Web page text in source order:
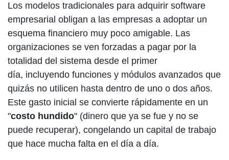
Los modelos tradicionales para adquirir software
empresarial obligan a las empresas a adoptar un
esquema financiero muy poco amigable. Las
organizaciones se ven forzadas a pagar por la
totalidad del sistema desde el primer
día, incluyendo funciones y módulos avanzados que
quizás no utilicen hasta dentro de uno o dos años.
Este gasto inicial se convierte rápidamente en un
"costo hundido" (dinero que ya se fue y no se
puede recuperar), congelando un capital de trabajo
que hace mucha falta en el día a día.